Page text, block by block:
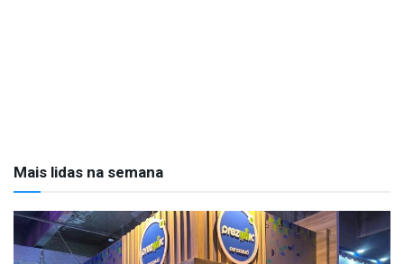
Mais lidas na semana